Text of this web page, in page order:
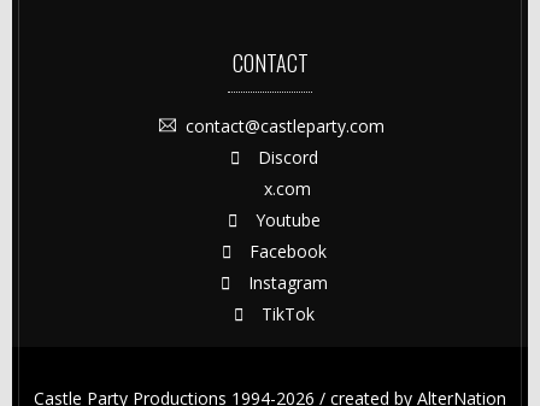
CONTACT
contact@castleparty.com
Discord
x.com
Youtube
Facebook
Instagram
TikTok
Castle Party Productions 1994-2026 / created by AlterNation